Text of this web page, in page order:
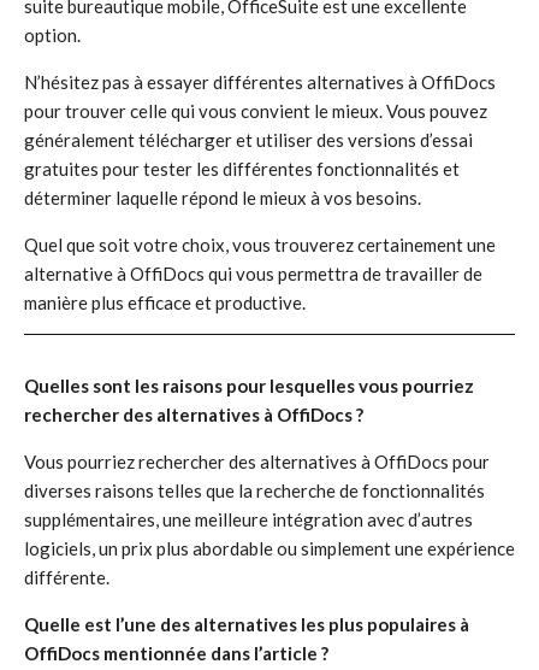
suite bureautique mobile, OfficeSuite est une excellente
option.
N’hésitez pas à essayer différentes alternatives à OffiDocs
pour trouver celle qui vous convient le mieux. Vous pouvez
généralement télécharger et utiliser des versions d’essai
gratuites pour tester les différentes fonctionnalités et
déterminer laquelle répond le mieux à vos besoins.
Quel que soit votre choix, vous trouverez certainement une
alternative à OffiDocs qui vous permettra de travailler de
manière plus efficace et productive.
Quelles sont les raisons pour lesquelles vous pourriez
rechercher des alternatives à OffiDocs ?
Vous pourriez rechercher des alternatives à OffiDocs pour
diverses raisons telles que la recherche de fonctionnalités
supplémentaires, une meilleure intégration avec d’autres
logiciels, un prix plus abordable ou simplement une expérience
différente.
Quelle est l’une des alternatives les plus populaires à
OffiDocs mentionnée dans l’article ?